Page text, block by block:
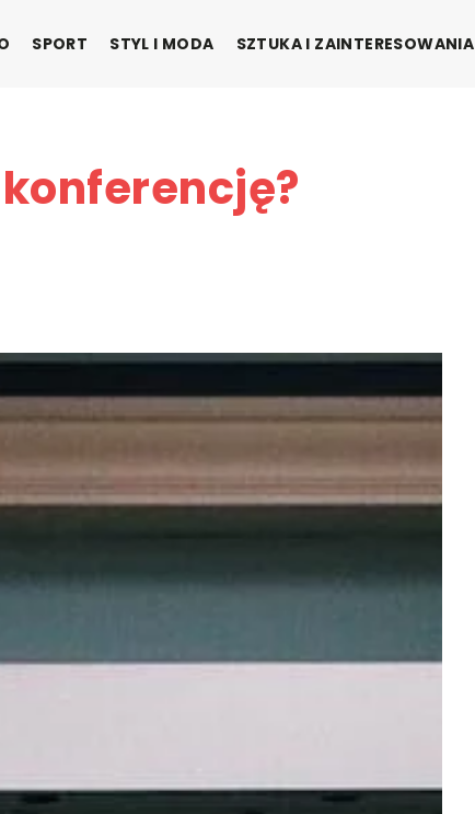
SPORT STYL I MODA SZTUKA I ZAINTERESOWANIA
Drony – rozrywka dla młodszych i dla